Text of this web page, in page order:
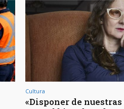
Cultura
«Disponer de nuestras